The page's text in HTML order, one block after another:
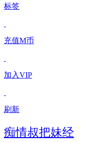
标签
充值M币
加入VIP
刷新
痴情叔把妹经